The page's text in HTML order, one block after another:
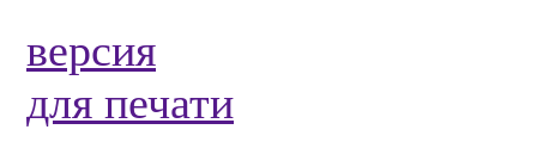
версия
для печати